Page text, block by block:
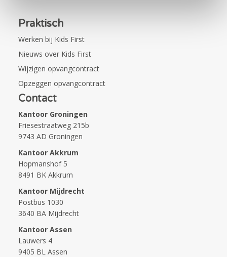
Praktisch
Werken bij Kids First
Nieuws over Kids First
Wijzigen opvangcontract
Opzeggen opvangcontract
Contact
Kantoor Groningen
Friesestraatweg 215b
9743 AD Groningen
Kantoor Akkrum
Hopmanshof 5
8491 BK Akkrum
Kantoor Mijdrecht
Postbus 1030
3640 BA Mijdrecht
Kantoor Assen
Lauwers 4
9405 BL Assen